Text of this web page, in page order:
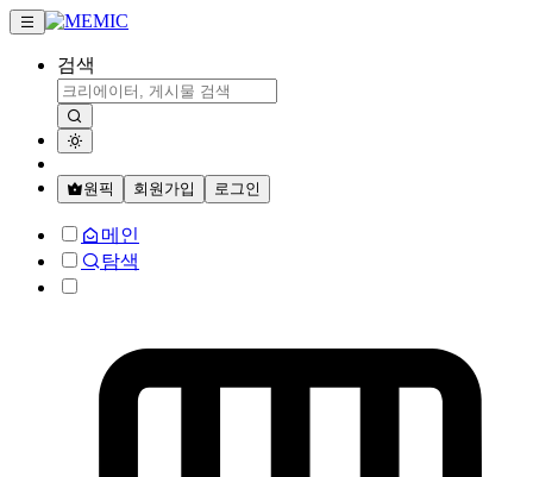
검색
원픽 회원가입 로그인
메인
탐색